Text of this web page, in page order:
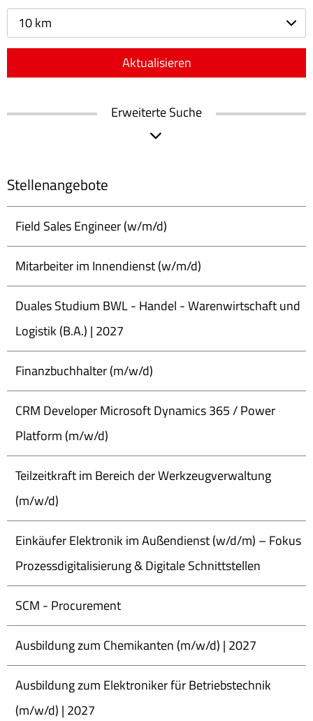
10 km
Aktualisieren
Erweiterte Suche
Stellenangebote
Field Sales Engineer (w/m/d)
Mitarbeiter im Innendienst (w/m/d)
Duales Studium BWL - Handel - Warenwirtschaft und
Logistik (B.A.) | 2027
Finanzbuchhalter (m/w/d)
CRM Developer Microsoft Dynamics 365 / Power
Platform (m/w/d)
Teilzeitkraft im Bereich der Werkzeugverwaltung
(m/w/d)
Einkäufer Elektronik im Außendienst (w/d/m) – Fokus
Prozessdigitalisierung & Digitale Schnittstellen
SCM - Procurement
Ausbildung zum Chemikanten (m/w/d) | 2027
Ausbildung zum Elektroniker für Betriebstechnik
(m/w/d) | 2027